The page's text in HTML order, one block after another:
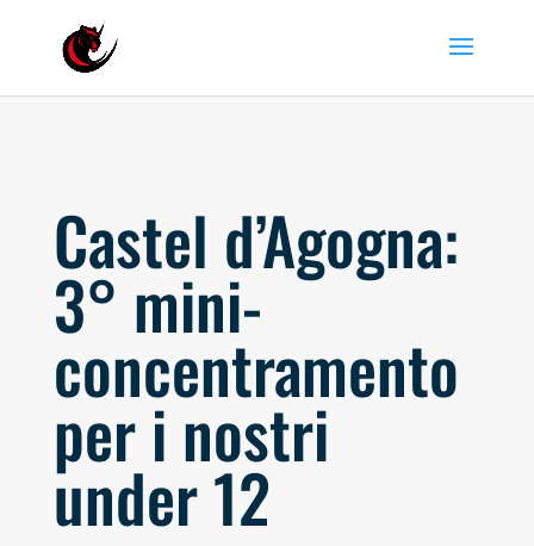
Castel d’Agogna:
3° mini-
concentramento
per i nostri
under 12